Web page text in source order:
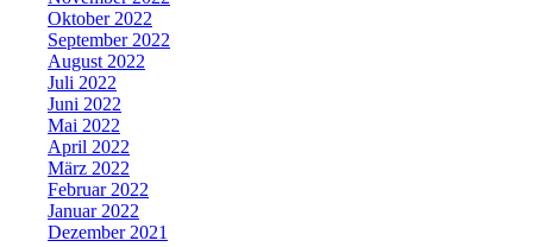
Oktober 2022
September 2022
August 2022
Juli 2022
Juni 2022
Mai 2022
April 2022
März 2022
Februar 2022
Januar 2022
Dezember 2021